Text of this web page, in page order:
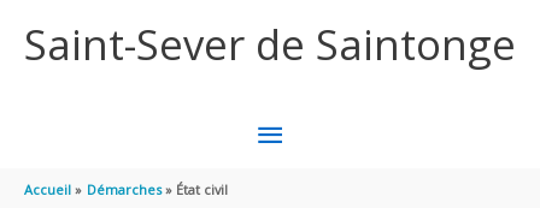
Saint-Sever de Saintonge
MENU
Accueil Démarches État civil